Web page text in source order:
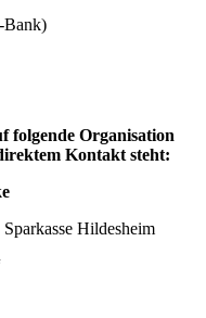
Bank)
folgende Organisation
Kontakt steht:
Hildesheim